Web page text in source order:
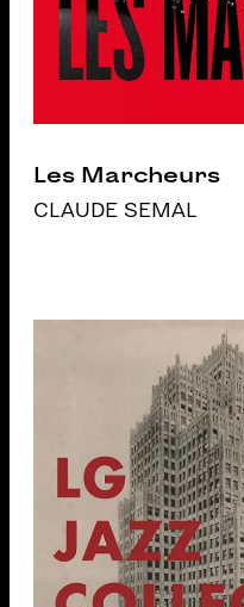
Les Marcheurs
CLAUDE SEMAL